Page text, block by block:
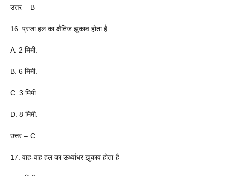
उत्तर – B
16. प्रजा हल का क्षैतिज झुकाव होता है
A. 2 मिमी.
B. 6 मिमी.
C. 3 मिमी.
D. 8 मिमी.
उत्तर – C
17. वाह-वाह हल का ऊर्ध्वाधर झुकाव होता है